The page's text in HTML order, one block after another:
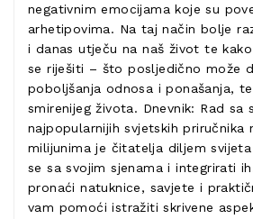
negativnim emocijama koje su
arhetipovima. Na taj način bolje
i danas utječu na naš život te
se riješiti – što posljedično može
poboljšanja odnosa i ponašanja,
smirenijeg života. Dnevnik: Rad sa
najpopularnijih svjetskih priručnika
milijunima je čitatelja diljem
se sa svojim sjenama i integrirati
pronaći natuknice, savjete i
vam pomoći istražiti skrivene